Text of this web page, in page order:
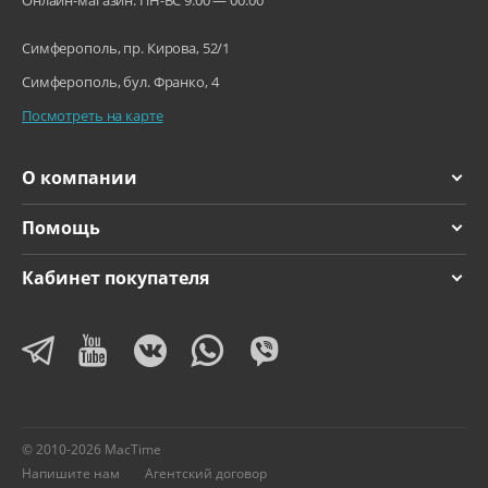
О компании
Помощь
Кабинет покупателя
Симферополь, пр. Кирова, 52/1
Симферополь, бул. Франко, 4
Посмотреть на карте
© 2010-2026 MacTime
Напишите нам
Агентский договор